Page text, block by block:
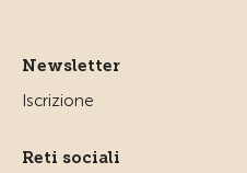
Newsletter
Iscrizione
Reti sociali